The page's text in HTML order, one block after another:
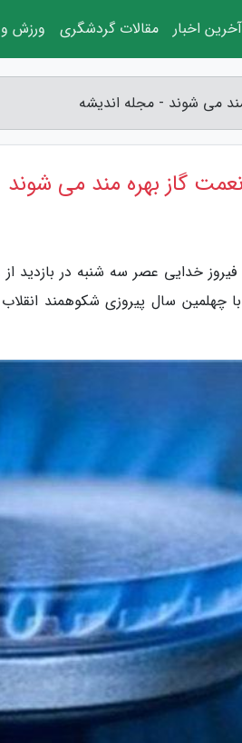
خدایی عصر سه شنبه در بازدید
آخرین اخبار مقالات گردشگری ورزش